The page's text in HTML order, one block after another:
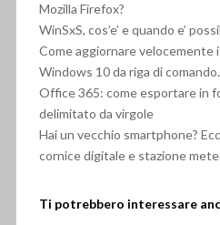
Mozilla Firefox?
WinSxS, cos’e’ e quando e’
Come aggiornare velocemente
Windows 10 da riga di comando.
Office 365: come esportare in
delimitato da virgole
Hai un vecchio smartphone?
cornice digitale e stazione
Ti potrebbero interessare